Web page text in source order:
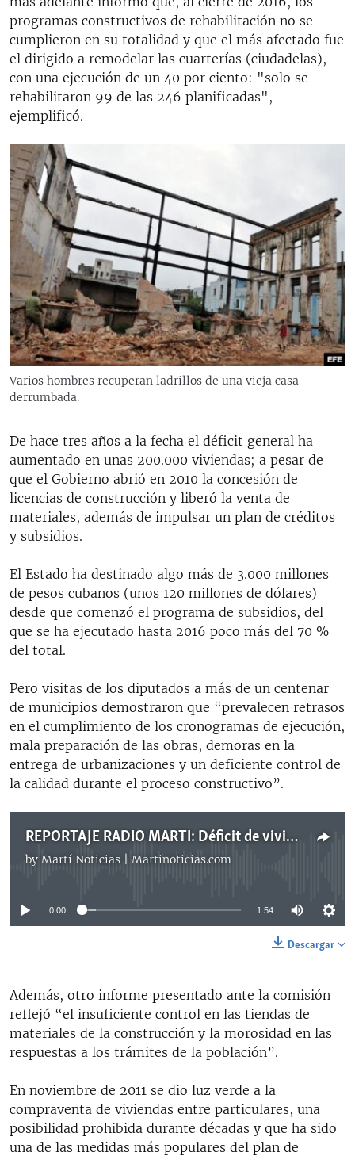
programas constructivos de rehabilitación no se
cumplieron en su totalidad y que el más afectado fue
el dirigido a remodelar las cuarterías (ciudadelas),
con una ejecución de un 40 por ciento: "solo se
rehabilitaron 99 de las 246 planificadas",
ejemplificó.
Varios hombres recuperan ladrillos de una vieja casa
derrumbada.
De hace tres años a la fecha el déficit general ha
aumentado en unas 200.000 viviendas; a pesar de
que el Gobierno abrió en 2010 la concesión de
licencias de construcción y liberó la venta de
materiales, además de impulsar un plan de créditos
y subsidios.
​El Estado ha destinado algo más de 3.000 millones
de pesos cubanos (unos 120 millones de dólares)
desde que comenzó el programa de subsidios, del
que se ha ejecutado hasta 2016 poco más del 70 %
del total.
Pero visitas de los diputados a más de un centenar
de municipios demostraron que “prevalecen retrasos
en el cumplimiento de los cronogramas de ejecución,
mala preparación de las obras, demoras en la
entrega de urbanizaciones y un deficiente control de
la calidad durante el proceso constructivo”.
REPORTAJE RADIO MARTI: Déficit de viviendas en Cuba
by Martí Noticias | Martinoticias.com
No media source currently available
0:00 1:54
Descargar
Además, otro informe presentado ante la comisión
reflejó “el insuficiente control en las tiendas de
materiales de la construcción y la morosidad en las
respuestas a los trámites de la población”.
En noviembre de 2011 se dio luz verde a la
compraventa de viviendas entre particulares, una
posibilidad prohibida durante décadas y que ha sido
una de las medidas más populares del plan de